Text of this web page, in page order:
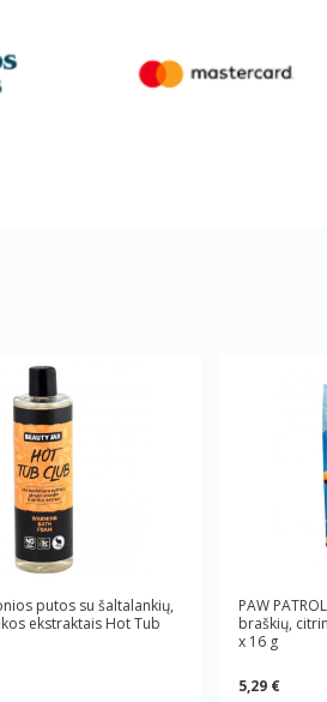
putos su šaltalankių,
ekstraktais Hot Tub
PAW
braškių,
x 16 g
5,29 €